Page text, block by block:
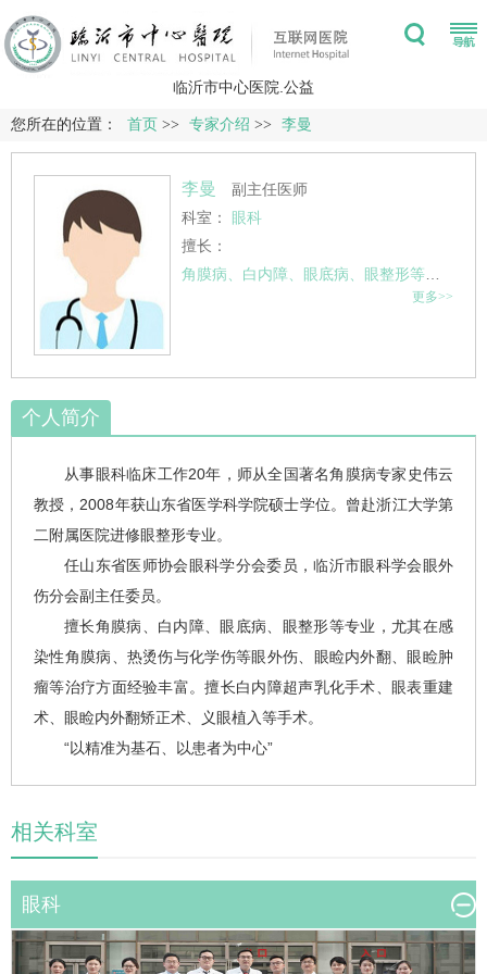
临沂市中心医院.公益
您所在的位置： 首页 >> 专家介绍 >> 李曼
李曼
副主任医师
科室： 眼科
擅长：
更多>>
个人简介
从事眼科临床工作20年，师从全国著名角膜病专家史伟云
教授，2008年获山东省医学科学院硕士学位。曾赴浙江大学第
二附属医院进修眼整形专业。
任山东省医师协会眼科学分会委员，临沂市眼科学会眼外
伤分会副主任委员。
擅长角膜病、白内障、眼底病、眼整形等专业，尤其在感
染性角膜病、热烫伤与化学伤等眼外伤、眼睑内外翻、眼睑肿
瘤等治疗方面经验丰富。擅长白内障超声乳化手术、眼表重建
术、眼睑内外翻矫正术、义眼植入等手术。
“以精准为基石、以患者为中心”
相关科室
眼科